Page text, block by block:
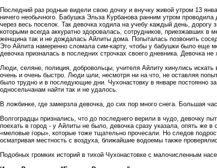
Последний раз родные видели свою дочку и внучку живой утром 13
ничего необычного. Бабушка Эльза Курбанова ранним утром
через весь поселок. Так девочка ходила на учебу каждый день,
которыми всегда аккуратно здоровалась, сотрудников, приезжавших
женщина так и не дождалась Айлиты дома. Попыталась позвонить
Это Айлита намеренно сломала сим-карту, чтобы у бабушки было еще
девочка призналась в последних строчках своего дневника. Девочка
Люди, селяне, полиция, добровольцы, учителя Айлиту кинулись
очень и очень быстро. Люди шли, несмотря ни на что, не оставляя
было трудно и в последующие дни. Чухонастовку в январе постоянно
односельчанам найти так и не удалось.
В ложбинке, где замерзла девочка, до сих пор много снега. Большая
Волгоградцы признались, что до последнего верили в чудо, девочку
поехать в город - у Айлиты не было, девочка сразу указала, опять же
«меловые горы», которые тоже тщательно прочесали. Но следов
осматривая местность с воздуха, ближайшие водоемы также
Подобных громких историй в тихой Чухонастовке с малочисленным